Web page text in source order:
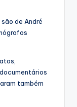
de André
também